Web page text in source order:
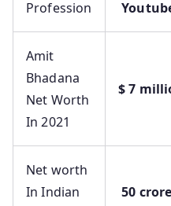
Profession
Amit
Bhadana
Net Worth
In 2021
$ 7
Net worth
In Indian
50 crore